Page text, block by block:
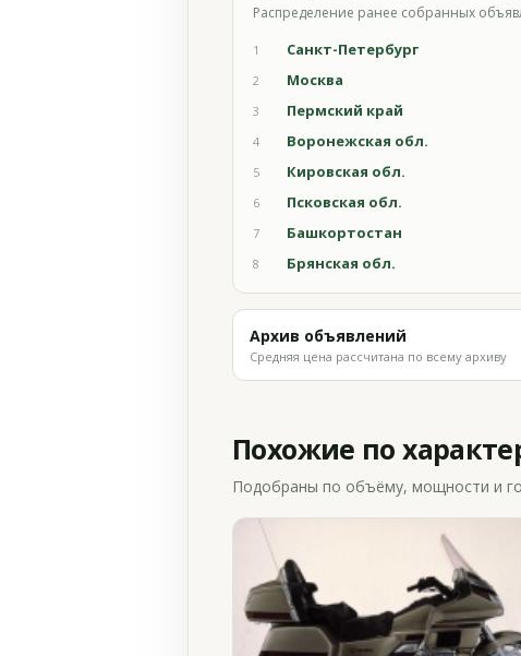
Распределение ранее собранных
1 Санкт-Петербург
2
Москва
3
Пермский край
4
Воронежская обл.
5
Кировская обл.
6
Псковская обл.
7
Башкортостан
8
Брянская обл.
Архив объявлений
Средняя цена рассчитана по всему архиву
Похожие по
Подобраны по объёму, мощности и